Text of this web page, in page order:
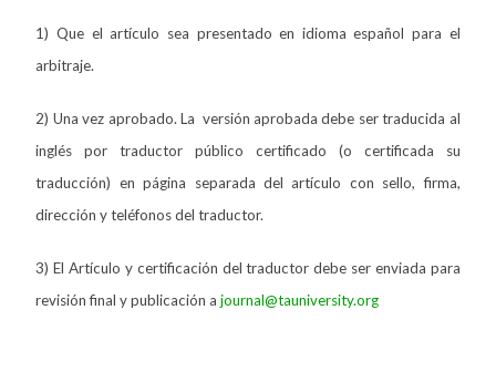
1) Que el artículo sea presentado en idioma español para el
arbitraje.
2) Una vez aprobado. La versión aprobada debe ser traducida al
inglés por traductor público certificado (o certificada su
traducción) en página separada del artículo con sello, firma,
dirección y teléfonos del traductor.
3) El Artículo y certificación del traductor debe ser enviada para
revisión final y publicación ajournal@tauniversity.org